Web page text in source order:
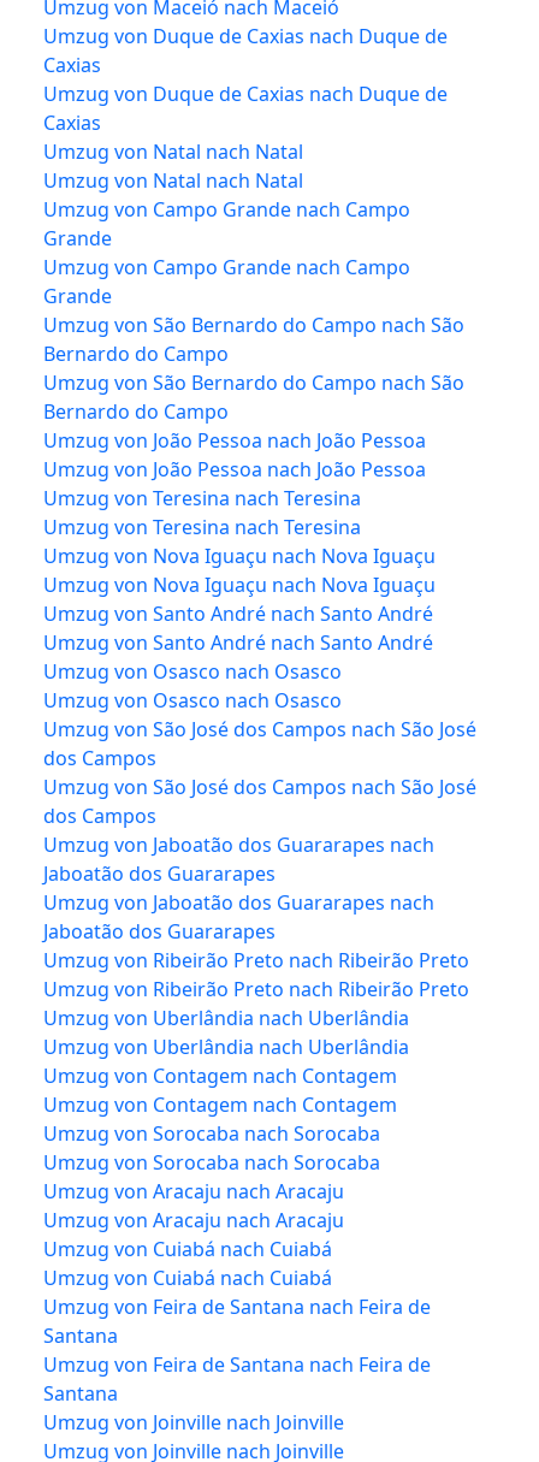
Umzug von Maceió nach Maceió
Umzug von Duque de Caxias nach Duque de
Caxias
Umzug von Duque de Caxias nach Duque de
Caxias
Umzug von Natal nach Natal
Umzug von Natal nach Natal
Umzug von Campo Grande nach Campo
Grande
Umzug von Campo Grande nach Campo
Grande
Umzug von São Bernardo do Campo nach São
Bernardo do Campo
Umzug von São Bernardo do Campo nach São
Bernardo do Campo
Umzug von João Pessoa nach João Pessoa
Umzug von João Pessoa nach João Pessoa
Umzug von Teresina nach Teresina
Umzug von Teresina nach Teresina
Umzug von Nova Iguaçu nach Nova Iguaçu
Umzug von Nova Iguaçu nach Nova Iguaçu
Umzug von Santo André nach Santo André
Umzug von Santo André nach Santo André
Umzug von Osasco nach Osasco
Umzug von Osasco nach Osasco
Umzug von São José dos Campos nach São José
dos Campos
Umzug von São José dos Campos nach São José
dos Campos
Umzug von Jaboatão dos Guararapes nach
Jaboatão dos Guararapes
Umzug von Jaboatão dos Guararapes nach
Jaboatão dos Guararapes
Umzug von Ribeirão Preto nach Ribeirão Preto
Umzug von Ribeirão Preto nach Ribeirão Preto
Umzug von Uberlândia nach Uberlândia
Umzug von Uberlândia nach Uberlândia
Umzug von Contagem nach Contagem
Umzug von Contagem nach Contagem
Umzug von Sorocaba nach Sorocaba
Umzug von Sorocaba nach Sorocaba
Umzug von Aracaju nach Aracaju
Umzug von Aracaju nach Aracaju
Umzug von Cuiabá nach Cuiabá
Umzug von Cuiabá nach Cuiabá
Umzug von Feira de Santana nach Feira de
Santana
Umzug von Feira de Santana nach Feira de
Santana
Umzug von Joinville nach Joinville
Umzug von Joinville nach Joinville